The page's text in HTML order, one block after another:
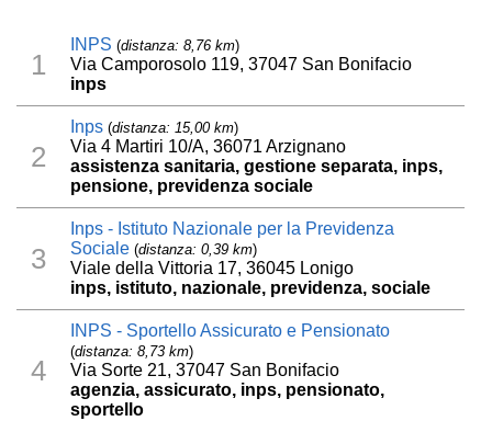
1
INPS (distanza: 8,76 km)
Via Camporosolo 119, 37047 San Bonifacio
inps
2
Inps (distanza: 15,00 km)
Via 4 Martiri 10/A, 36071 Arzignano
assistenza sanitaria, gestione separata, inps,
pensione, previdenza sociale
3
Inps - Istituto Nazionale per la Previdenza
Sociale (distanza: 0,39 km)
Viale della Vittoria 17, 36045 Lonigo
inps, istituto, nazionale, previdenza, sociale
4
INPS - Sportello Assicurato e Pensionato
(distanza: 8,73 km)
Via Sorte 21, 37047 San Bonifacio
agenzia, assicurato, inps, pensionato,
sportello